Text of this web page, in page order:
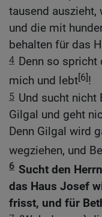
tausend auszieht,
und die mit
behalten für das
4 Denn so spricht
mich und lebt[6]!
5 Und sucht nicht
Gilgal und geht
Denn Gilgal wird
wegziehen, und
6 Sucht den
das Haus Josef
frisst, und für